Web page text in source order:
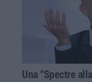
Una “Spectre